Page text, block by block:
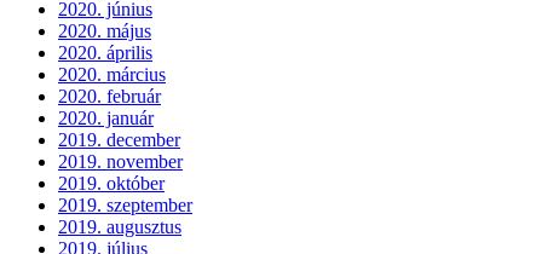
2020. június
2020. május
2020. április
2020. március
2020. február
2020. január
2019. december
2019. november
2019. október
2019. szeptember
2019. augusztus
2019. július